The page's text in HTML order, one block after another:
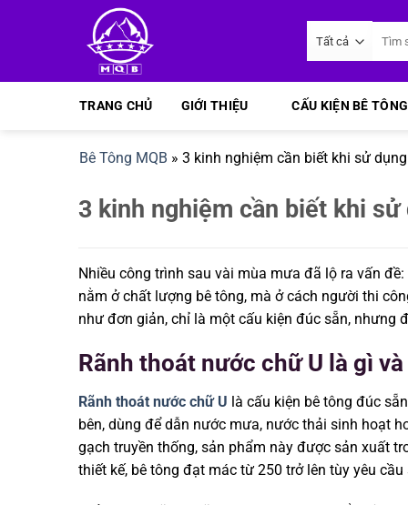
dung
kiếm:
TRANG CHỦ GIỚI THIỆU CẤU KIỆN BÊ
Bê Tông MQB » 3 kinh nghiệm cần biết khi sử
3 kinh nghiệm cần biết khi
Nhiều công trình sau vài mùa mưa đã lộ ra vấn
nằm ở chất lượng bê tông, mà ở cách người thi
như đơn giản, chỉ là một cấu kiện đúc sẵn, nhưng
Rãnh thoát nước chữ U là gì
Rãnh thoát nước chữ U là cấu kiện bê tông đúc
bên, dùng để dẫn nước mưa, nước thải sinh hoạt
gạch truyền thống, sản phẩm này được sản xuất
thiết kế, bê tông đạt mác từ 250 trở lên tùy yêu cầu